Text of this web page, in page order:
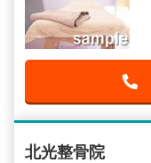
北光整骨院